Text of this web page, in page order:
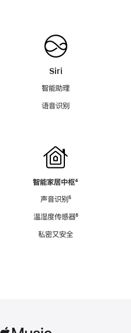
Siri
智能助理
语音识别
智能家居中枢脚
⁴
声音识别脚
⁵
温湿度传感器脚
⁶
私密又安全